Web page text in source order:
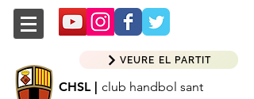
CHSL | club handbol sant
VEURE EL PARTIT